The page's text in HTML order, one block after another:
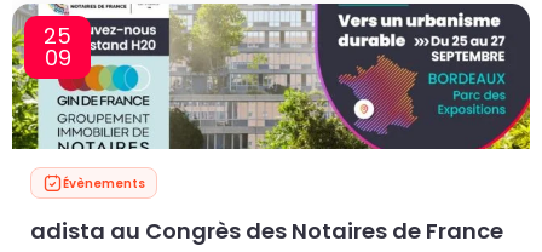
25
09
Évènements
adista au Congrès des Notaires de France